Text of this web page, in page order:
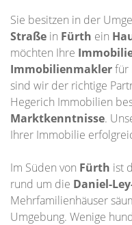
Sie besitzen in der
Straße in Fürth ein
möchten Ihre
Immobilienmaklerfür
sind wir der richtige
Hegerich Immobilien
Marktkenntnisse.
Ihrer Immobilie
Im Süden von Fürth ist
rund um die Daniel-
Mehrfamilienhäuser
Umgebung. Wenige